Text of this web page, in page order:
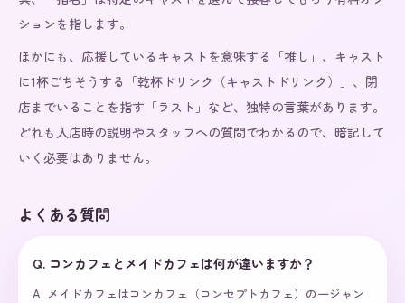
ションを指します。
ほかにも、応援しているキャストを意味する「推し」、キャスト
に1杯ごちそうする「乾杯ドリンク（キャストドリンク）」、閉
店までいることを指す「ラスト」など、独特の言葉があります。
どれも入店時の説明やスタッフへの質問でわかるので、暗記して
いく必要はありません。
よくある質問
Q. コンカフェとメイドカフェは何が違いますか？
A. メイドカフェはコンカフェ（コンセプトカフェ）の一ジャン